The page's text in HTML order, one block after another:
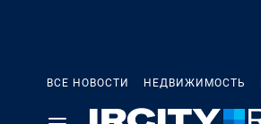
ВСЕ НОВОСТИ НЕДВИЖИМОСТЬ